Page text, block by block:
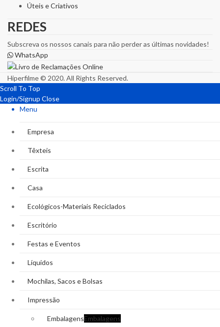
Úteis e Criativos
REDES
Subscreva os nossos canais para não perder as últimas novidades!
WhatsApp
Hiperfilme © 2020. All Rights Reserved.
Scroll To Top
Login/Signup Close
Menu
Empresa
Têxteis
Escrita
Casa
Ecológicos-Materiais Reciclados
Escritório
Festas e Eventos
Líquidos
Mochilas, Sacos e Bolsas
Impressão
EmbalagensEmbalagens